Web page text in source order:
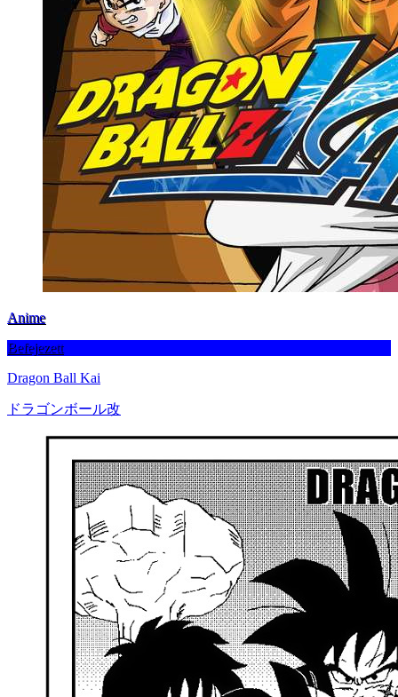
Anime
Befejezett
Dragon Ball Kai
ドラゴンボール改